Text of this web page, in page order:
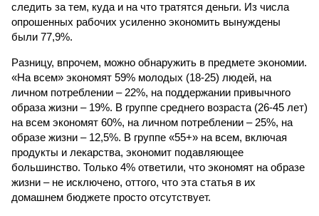
следить за тем, куда и на что тратятся деньги. Из числа
опрошенных рабочих усиленно экономить вынуждены
были 77,9%.
Разницу, впрочем, можно обнаружить в предмете экономии.
«На всем» экономят 59% молодых (18-25) людей, на
личном потреблении – 22%, на поддержании привычного
образа жизни – 19%. В группе среднего возраста (26-45 лет)
на всем экономят 60%, на личном потреблении – 25%, на
образе жизни – 12,5%. В группе «55+» на всем, включая
продукты и лекарства, экономит подавляющее
большинство. Только 4% ответили, что экономят на образе
жизни – не исключено, оттого, что эта статья в их
домашнем бюджете просто отсутствует.